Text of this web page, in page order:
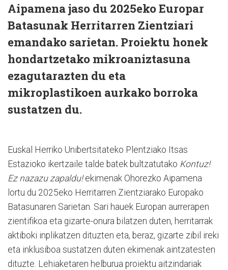
Aipamena jaso du 2025eko Europar
Batasunak Herritarren Zientziari
emandako sarietan. Proiektu honek
hondartzetako mikroaniztasuna
ezagutarazten du eta
mikroplastikoen aurkako borroka
sustatzen du.
Euskal Herriko Unibertsitateko Plentziako Itsas
Estazioko ikertzaile talde batek bultzatutako Kontuz!
Ez nazazu zapaldu!ekimenak Ohorezko Aipamena
lortu du 2025eko Herritarren Zientziarako Europako
Batasunaren Sarietan. Sari hauek Europan aurrerapen
zientifikoa eta gizarte-onura bilatzen duten, herritarrak
aktiboki inplikatzen dituzten eta, beraz, gizarte zibil ireki
eta inklusiboa sustatzen duten ekimenak aintzatesten
dituzte. Lehiaketaren helburua proiektu aitzindariak